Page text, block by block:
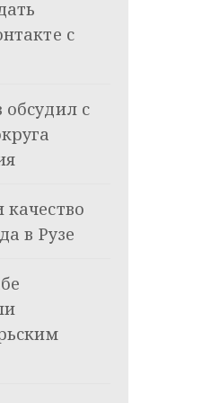
с
с
в Рузе